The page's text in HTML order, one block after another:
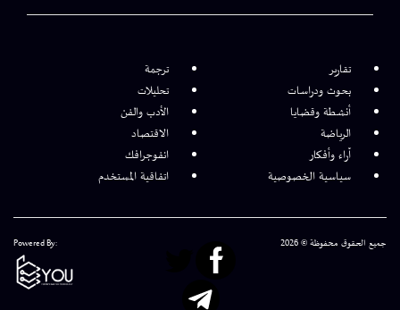
تقارير
ترجمة
بحوث ودراسات
تحليلات
أنشطة وقضايا
الأدب والفن
الرياضة
الاقتصاد
آراء وأفكار
انفوجرافك
سياسية الخصوصية
اتفاقية المستخدم
جميع الحقوق محفوظة © 2026 Powered By: